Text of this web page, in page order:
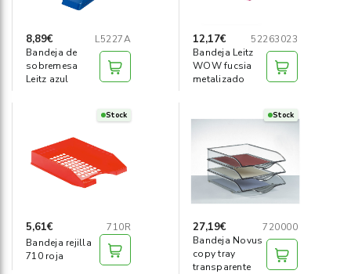
8,89€
L5227A
Bandeja de
sobremesa
Leitz azul
12,17€
52263023
Bandeja Leitz
WOW fucsia
metalizado
Stock
5,61€
710R
Bandeja rejilla
710 roja
Stock
27,19€
720000
Bandeja Novus
copy tray
transparente